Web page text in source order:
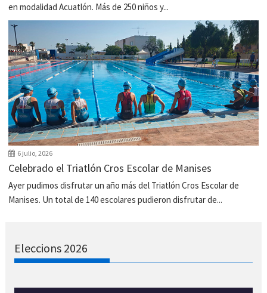
en modalidad Acuatlón. Más de 250 niños y...
6 julio, 2026
Celebrado el Triatlón Cros Escolar de Manises
Ayer pudimos disfrutar un año más del Triatlón Cros Escolar de
Manises. Un total de 140 escolares pudieron disfrutar de...
Eleccions 2026